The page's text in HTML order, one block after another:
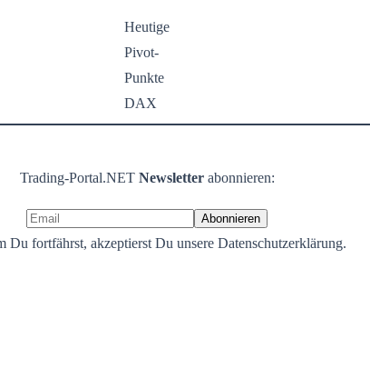
Heutige
Pivot-
Punkte
DAX
Trading-Portal.NET Newsletter abonnieren:
Du fortfährst, akzeptierst Du unsere Datenschutzerklärung.